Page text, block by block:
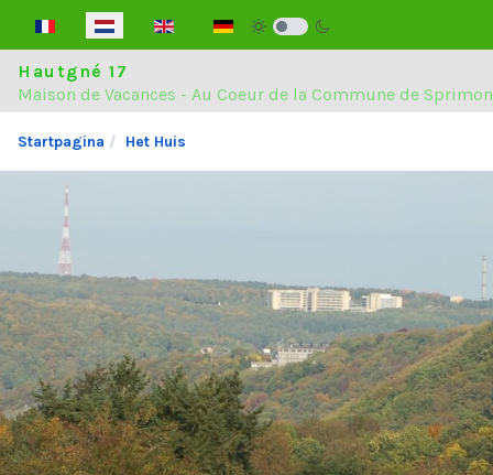
Selecteer de taal
Hautgné 17
Maison de Vacances - Au Coeur de la Commune de
Startpagina Het Huis
Regio
Plaats